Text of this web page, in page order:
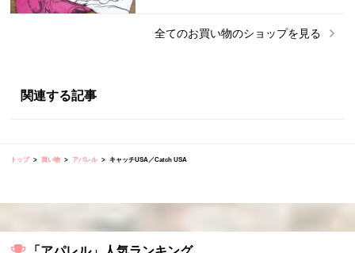
全てのお買い物のショップを見る
関連する記事
トップ 買い物 アパレル キャッチUSA／Catch USA